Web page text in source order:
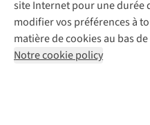
site Internet pour une durée
modifier vos préférences à
matière de cookies au bas
Notre cookie policy
Mentions légales
Conditions